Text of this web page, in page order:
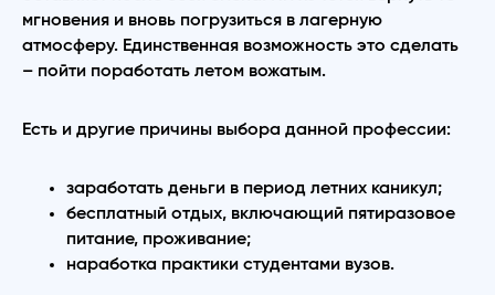
мгновения и вновь погрузиться в лагерную
атмосферу. Единственная возможность это сделать
– пойти поработать летом вожатым.
Есть и другие причины выбора данной профессии:
заработать деньги в период летних каникул;
бесплатный отдых, включающий пятиразовое
питание, проживание;
наработка практики студентами вузов.